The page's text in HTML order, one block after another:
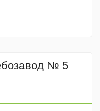
№ 5